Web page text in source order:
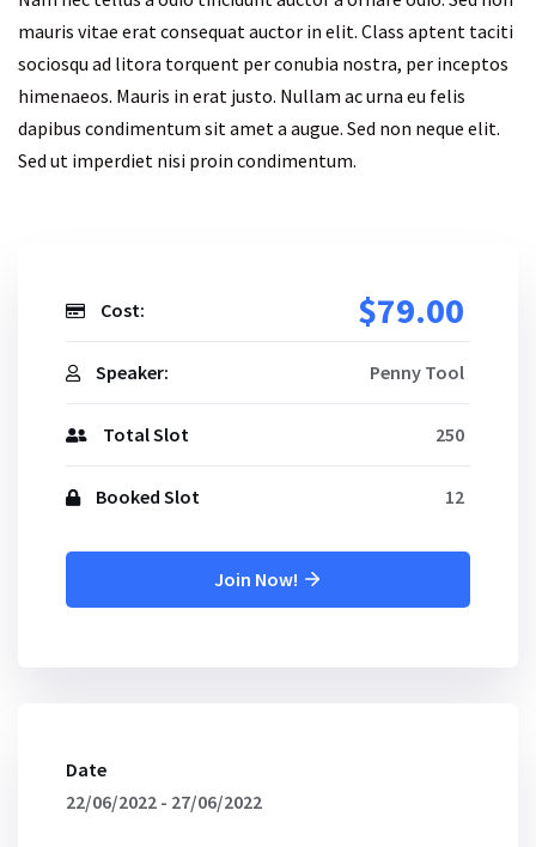
mauris vitae erat consequat auctor in elit. Class aptent taciti
sociosqu ad litora torquent per conubia nostra, per inceptos
himenaeos. Mauris in erat justo. Nullam ac urna eu felis
dapibus condimentum sit amet a augue. Sed non neque elit.
Sed ut imperdiet nisi proin condimentum.
Cost: $79.00
Speaker: Penny Tool
Total Slot 250
Booked Slot 12
Join Now!
Date
22/06/2022 - 27/06/2022